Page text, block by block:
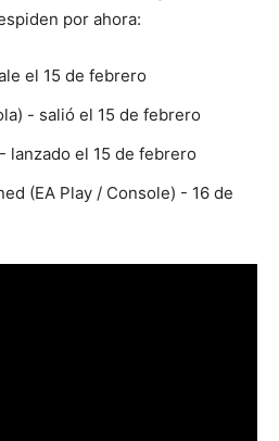
por ahora:
el 15 de febrero
- salió el 15 de febrero
lanzado el 15 de febrero
(EA Play / Console) - 16 de